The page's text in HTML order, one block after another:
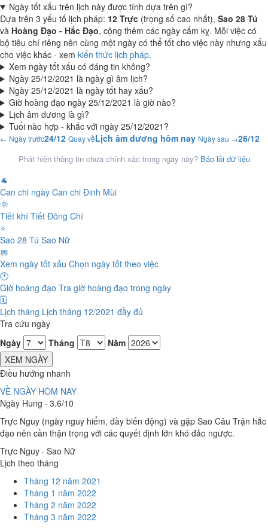
Ngày tốt xấu trên lịch này được tính dựa trên gì?
Dựa trên 3 yếu tố lịch pháp: 12 Trực (trọng số cao nhất), Sao 28 Tú
và Hoàng Đạo - Hắc Đạo, cộng thêm các ngày cấm kỵ. Mỗi việc có
bộ tiêu chí riêng nên cùng một ngày có thể tốt cho việc này nhưng xấu
cho việc khác - xem kiến thức lịch pháp.
Xem ngày tốt xấu có đáng tin không?
Ngày 25/12/2021 là ngày gì âm lịch?
Ngày 25/12/2021 là ngày tốt hay xấu?
Giờ hoàng đạo ngày 25/12/2021 là giờ nào?
Lịch âm dương là gì?
Tuổi nào hợp - khắc với ngày 25/12/2021?
← Ngày trước24/12 Quay vềLịch âm dương hôm nay Ngày sau →26/12
Phát hiện thông tin chưa chính xác trong ngày này? Báo lỗi dữ liệu
🐐
Can chi ngày Can chi Đinh Mùi
🌞
Tiết khí Tiết Đông Chí
⭐
Sao 28 Tú Sao Nữ
📅
Xem ngày tốt xấu Chọn ngày tốt theo việc
🕐
Giờ hoàng đạo Tra giờ hoàng đạo trong ngày
🗓️
Lịch tháng Lịch tháng 12/2021 đầy đủ
Tra cứu ngày
Ngày
Tháng
Năm
XEM NGÀY
Điều hướng nhanh
VỀ NGÀY HÔM NAY
Ngày Hung · 3.6/10
Trực Nguy (ngày nguy hiểm, đầy biến động) và gặp Sao Câu Trận hắc
đạo nên cần thận trọng với các quyết định lớn khó đảo ngược.
Trực Nguy · Sao Nữ
Lịch theo tháng
Tháng 12 năm 2021
Tháng 1 năm 2022
Tháng 2 năm 2022
Tháng 3 năm 2022